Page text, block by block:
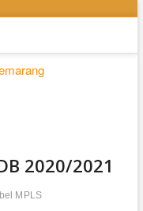
2
2020/2021
MPLS